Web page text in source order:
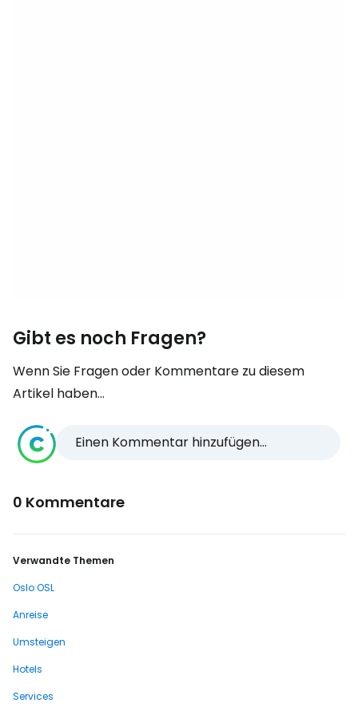
Gibt es noch Fragen?
Wenn Sie Fragen oder Kommentare zu diesem
Artikel haben...
Einen Kommentar hinzufügen...
0 Kommentare
Verwandte Themen
Oslo OSL
Anreise
Umsteigen
Hotels
Services